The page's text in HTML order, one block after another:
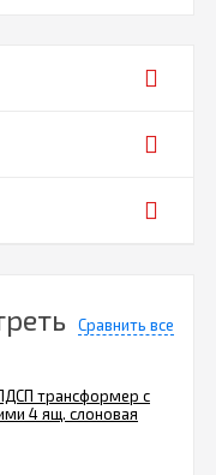
Сравнить все
трансформер с
4 ящ. слоновая